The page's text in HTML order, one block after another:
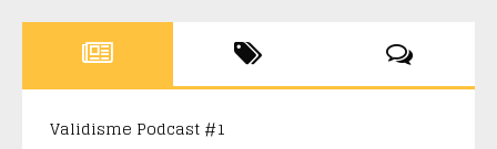
Validisme Podcast #1